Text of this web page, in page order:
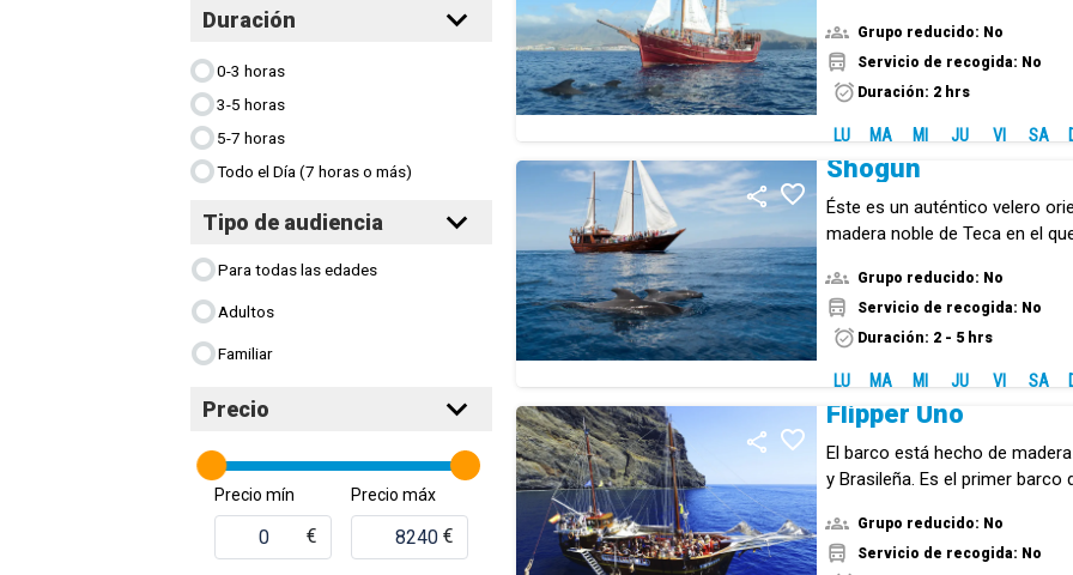
Duración
0-3 horas
3-5 horas
5-7 horas
Todo el Día (7 horas o más)
Tipo de audiencia
Para todas las edades
Adultos
Familiar
Precio
Precio mín
€
Precio máx
€
Grupo reducido: No
Servicio de recogida: No
Duración: 2 hrs
LU MA MI JU VI SA
Shogun
Éste es un auténtico velero
madera noble de Teca en el
Grupo reducido: No
Servicio de recogida: No
Duración: 2 - 5 hrs
LU MA MI JU VI SA
Flipper Uno
El barco está hecho de
y Brasileña. Es el primer barco
Grupo reducido: No
Servicio de recogida: No